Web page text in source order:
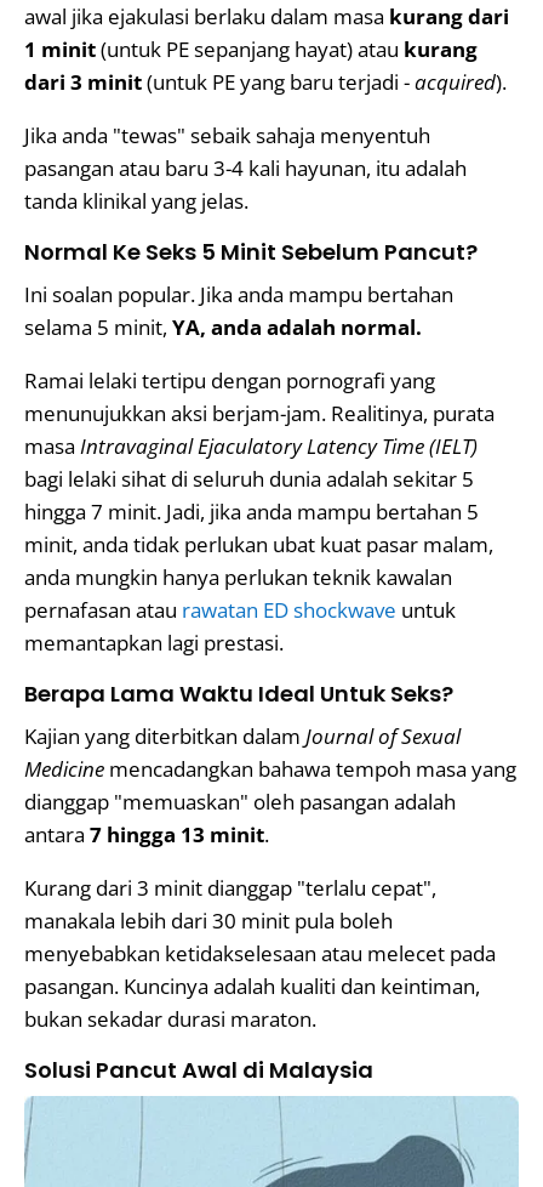
awal jika ejakulasi berlaku dalam masa kurang dari
1 minit(untuk PE sepanjang hayat) atau kurang
dari 3 minit(untuk PE yang baru terjadi -acquired).
Jika anda "tewas" sebaik sahaja menyentuh
pasangan atau baru 3-4 kali hayunan, itu adalah
tanda klinikal yang jelas.
Normal Ke Seks 5 Minit Sebelum Pancut?
Ini soalan popular. Jika anda mampu bertahan
selama 5 minit, YA, anda adalah normal.
Ramai lelaki tertipu dengan pornografi yang
menunujukkan aksi berjam-jam. Realitinya, purata
masa Intravaginal Ejaculatory Latency Time (IELT)
bagi lelaki sihat di seluruh dunia adalah sekitar 5
hingga 7 minit. Jadi, jika anda mampu bertahan 5
minit, anda tidak perlukan ubat kuat pasar malam,
anda mungkin hanya perlukan teknik kawalan
pernafasan atau rawatan ED shockwave untuk
memantapkan lagi prestasi.
Berapa Lama Waktu Ideal Untuk Seks?
Kajian yang diterbitkan dalam Journal of Sexual
Medicine mencadangkan bahawa tempoh masa yang
dianggap "memuaskan" oleh pasangan adalah
antara 7 hingga 13 minit.
Kurang dari 3 minit dianggap "terlalu cepat",
manakala lebih dari 30 minit pula boleh
menyebabkan ketidakselesaan atau melecet pada
pasangan. Kuncinya adalah kualiti dan keintiman,
bukan sekadar durasi maraton.
Solusi Pancut Awal di Malaysia